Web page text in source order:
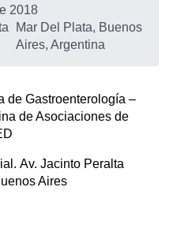
2018
Mar Del Plata, Buenos
Aires, Argentina
de Gastroenterología –
de Asociaciones de
Av. Jacinto Peralta
Aires